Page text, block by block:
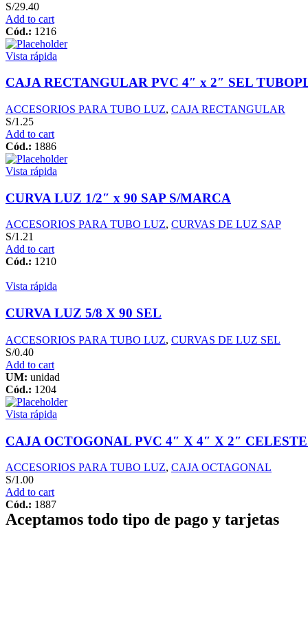
S/29.40
Add to cart
Cód.: 1216
Vista rápida
CAJA RECTANGULAR PVC 4″ x 2″ SEL
ACCESORIOS PARA TUBO LUZ, CAJA RECTANGULAR
S/1.25
Add to cart
Cód.: 1886
Vista rápida
CURVA LUZ 1/2″ x 90 SAP S/MARCA
ACCESORIOS PARA TUBO LUZ, CURVAS DE LUZ SAP
S/1.21
Add to cart
Cód.: 1210
Vista rápida
CURVA LUZ 5/8 X 90 SEL
ACCESORIOS PARA TUBO LUZ, CURVAS DE LUZ SEL
S/0.40
Add to cart
UM: unidad
Cód.: 1204
Vista rápida
CAJA OCTOGONAL PVC 4″ X 4″ X 2″
ACCESORIOS PARA TUBO LUZ, CAJA OCTAGONAL
S/1.00
Add to cart
Cód.: 1887
Aceptamos todo tipo de pago y tarjetas